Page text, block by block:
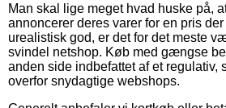
Man skal lige meget hvad huske på,
annoncerer deres varer for en pris
urealistisk god, er det for det meste
svindel netshop. Køb med gængse
anden side indbefattet af et regulativ,
overfor snydagtige webshops.